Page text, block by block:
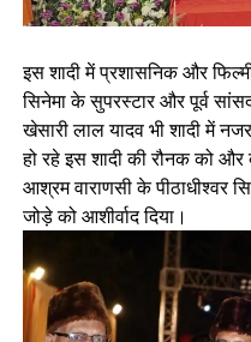
इस शादी में प्रशासनिक और
सिनेमा के सुपरस्टार और पूर्व
खेसारी लाल यादव भी शादी में
हो रहे इस शादी की रौनक को और
आश्रम वाराणसी के पीठाधीश्वर
जोड़े को आशीर्वाद दिया।